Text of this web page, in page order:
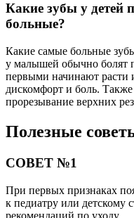
Какие зубы у детей
больные?
Какие самые больные
у малышей обычно болят
первыми начинают расти
дискомфорт и боль.
прорезывание верхних
Полезные
СОВЕТ №1
При первых признаках
к педиатру или детскому
рекомендаций по уходу.